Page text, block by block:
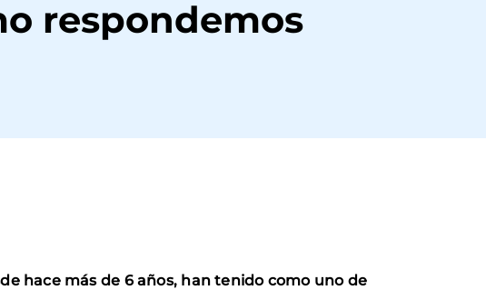
respondemos
hace más de 6 años, han tenido como uno de